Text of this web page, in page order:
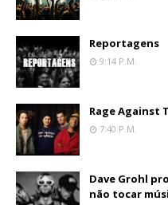
Reportagens
9:14 P.m.
Rage Against
7:40 P.m.
Dave Grohl
não tocar